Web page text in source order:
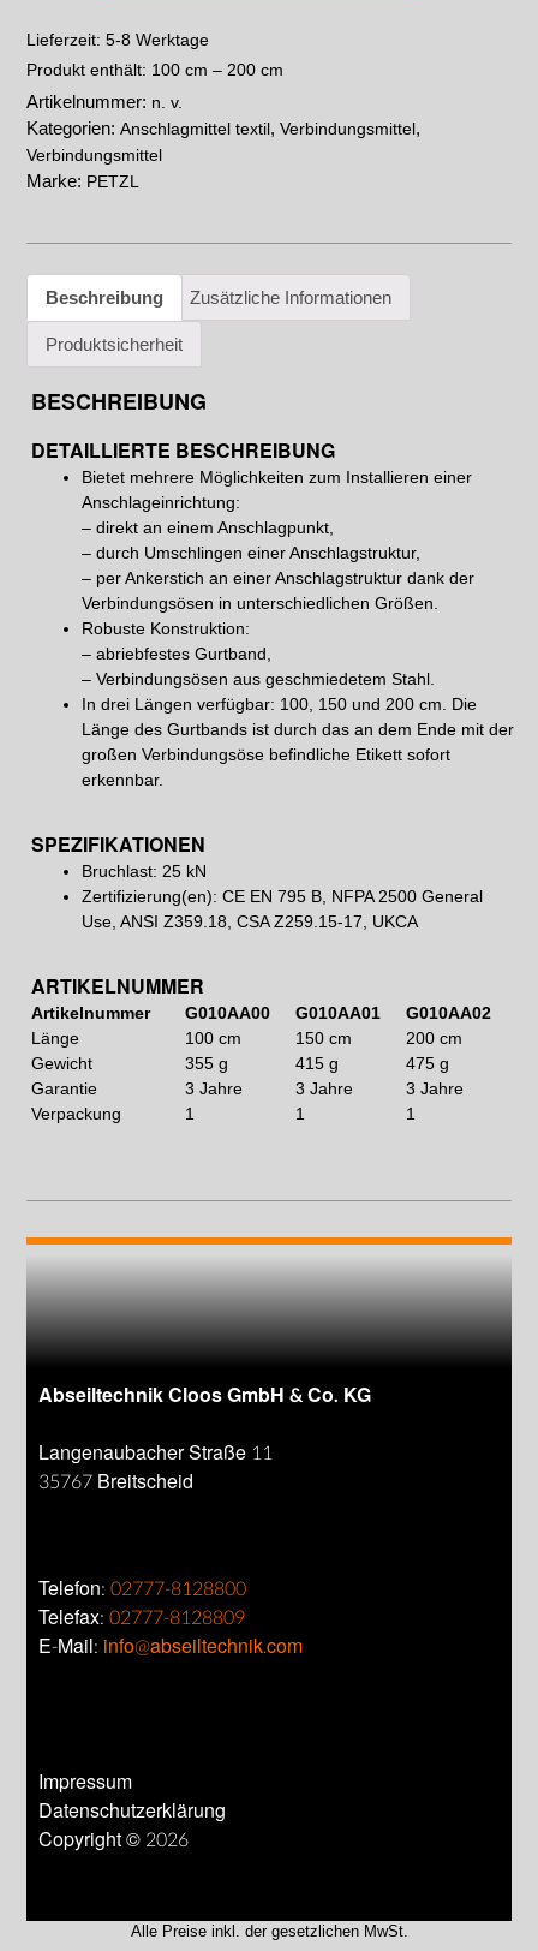
Lieferzeit: 5-8 Werktage
Produkt enthält: 100 cm – 200 cm
Artikelnummer: n. v.
Kategorien: Anschlagmittel textil, Verbindungsmittel,
Verbindungsmittel
Marke: PETZL
Beschreibung Zusätzliche Informationen
Produktsicherheit
BESCHREIBUNG
DETAILLIERTE BESCHREIBUNG
Bietet mehrere Möglichkeiten zum Installieren einer
Anschlageinrichtung:
– direkt an einem Anschlagpunkt,
– durch Umschlingen einer Anschlagstruktur,
– per Ankerstich an einer Anschlagstruktur dank der
Verbindungsösen in unterschiedlichen Größen.
Robuste Konstruktion:
– abriebfestes Gurtband,
– Verbindungsösen aus geschmiedetem Stahl.
In drei Längen verfügbar: 100, 150 und 200 cm. Die
Länge des Gurtbands ist durch das an dem Ende mit der
großen Verbindungsöse befindliche Etikett sofort
erkennbar.
SPEZIFIKATIONEN
Bruchlast: 25 kN
Zertifizierung(en): CE EN 795 B, NFPA 2500 General
Use, ANSI Z359.18, CSA Z259.15-17, UKCA
ARTIKELNUMMER
Artikelnummer G010AA00 G010AA01
G010AA02
Länge
100 cm 150 cm
200 cm
Gewicht
355 g 415 g
475 g
Garantie
3 Jahre 3 Jahre
3 Jahre
Verpackung
1 1 1
Abseiltechnik Cloos GmbH & Co. KG
Langenaubacher Straße 11
35767 Breitscheid
Telefon:02777-8128800
Telefax:02777-8128809
E-Mail: info@abseiltechnik.com
Impressum
Datenschutzerklärung
Copyright © 2026
Alle Preise inkl. der gesetzlichen MwSt.